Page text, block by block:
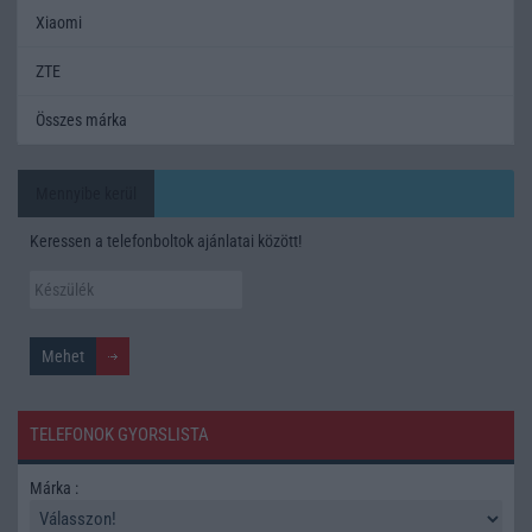
Xiaomi
ZTE
Összes márka
Keressen a telefonboltok ajánlatai között!
TELEFONOK GYORSLISTA
Márka :